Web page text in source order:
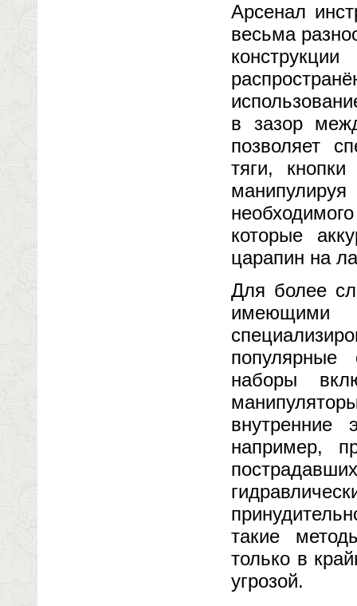
Арсенал
весьма
в зазор
позволяет
тяги,
которые
царапин на
Для более
имеющими
популярные
наборы
внутренние
например,
такие
только в
угрозой.